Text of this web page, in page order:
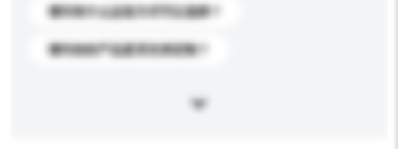
请问有什么运送方式可以选择？
请问你的产品是否支持定制？